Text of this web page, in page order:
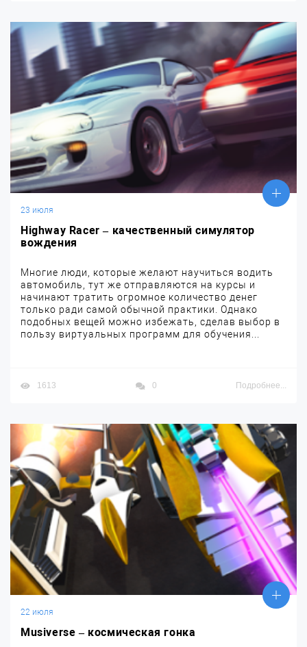
23 июля
Highway Racer – качественный симулятор
вождения
Многие люди, которые желают научиться водить
автомобиль, тут же отправляются на курсы и
начинают тратить огромное количество денег
только ради самой обычной практики. Однако
подобных вещей можно избежать, сделав выбор в
пользу виртуальных программ для обучения...
1613 0 Подробнее...
22 июля
Musiverse – космическая гонка